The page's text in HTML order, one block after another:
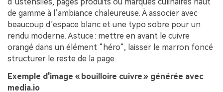
de gamme à l’ambiance chaleureuse. À associer avec
beaucoup d’espace blanc et une typo sobre pour un
rendu moderne. Astuce : mettre en avant le cuivre
orangé dans un élément “héro”, laisser le marron foncé
structurer le reste de la page.
Exemple d'image « bouilloire cuivre » générée avec
media.io